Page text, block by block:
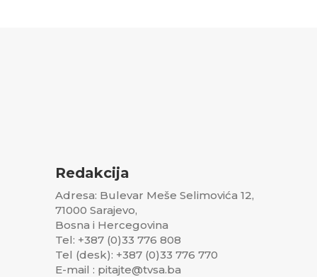
Redakcija
Adresa: Bulevar Meše Selimovića 12,
71000 Sarajevo,
Bosna i Hercegovina
Tel: +387 (0)33 776 808
Tel (desk): +387 (0)33 776 770
E-mail : pitajte@tvsa.ba